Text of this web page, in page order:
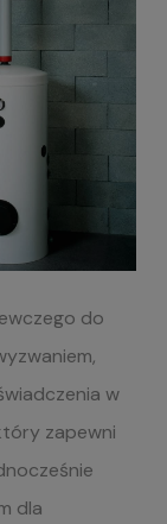
do
w
zapewni
dla